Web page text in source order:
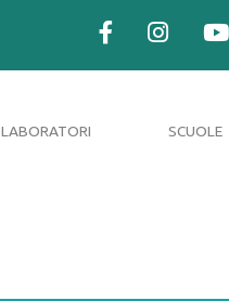
LABORATORI SCUOLE